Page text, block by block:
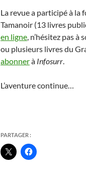
La revue a participé à
Tamanoir (13 livres
en ligne, n’hésitez pas
ou plusieurs livres du
abonnerà Infosurr.
L’aventure continue…
PARTAGER :